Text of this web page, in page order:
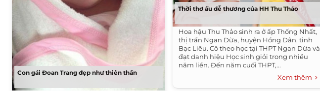
Con gái Đoan Trang đẹp như thiên thần
Thời thơ ấu dễ thương của HH Thu Thảo
Hoa hậu Thu Thảo sinh ra ở ấp Thống Nhất,
thị trấn Ngan Dừa, huyện Hồng Dân, tỉnh
Bạc Liêu. Cô theo học tại THPT Ngan Dừa và
đạt danh hiệu Học sinh giỏi trong nhiều
năm liền. Đến năm cuối THPT,...
Xem thêm